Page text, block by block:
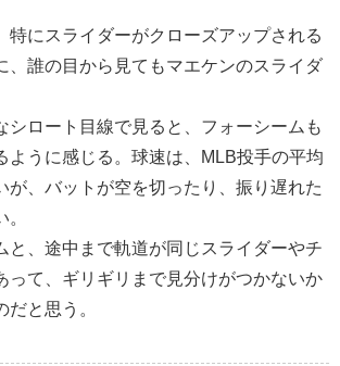
特にスライダーがクローズアップされる
、誰の目から見てもマエケンのスライダ
シロート目線で見ると、フォーシームも
ように感じる。球速は、MLB投手の平均
が、バットが空を切ったり、振り遅れた
と、途中まで軌道が同じスライダーやチ
って、ギリギリまで見分けがつかないか
だと思う。